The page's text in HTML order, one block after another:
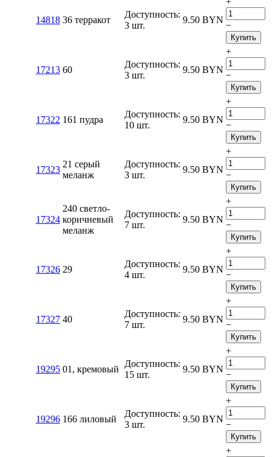
14818 36 терракот
Доступность:
3 шт.
9.50 BYN
−
Купить
17213 60
Доступность:
3 шт.
9.50 BYN
+
−
Купить
17322 161 пудра
Доступность:
10 шт.
9.50 BYN
+
−
Купить
17323
21 серый
меланж
Доступность:
3 шт.
9.50 BYN
+
−
Купить
17324
240 светло-
коричневый
меланж
Доступность:
7 шт.
9.50 BYN
+
−
Купить
17326 29
Доступность:
4 шт.
9.50 BYN
+
−
Купить
17327 40
Доступность:
7 шт.
9.50 BYN
+
−
Купить
19295 01, кремовый
Доступность:
15 шт.
9.50 BYN
+
−
Купить
19296 166 лиловый
Доступность:
3 шт.
9.50 BYN
+
−
Купить
+